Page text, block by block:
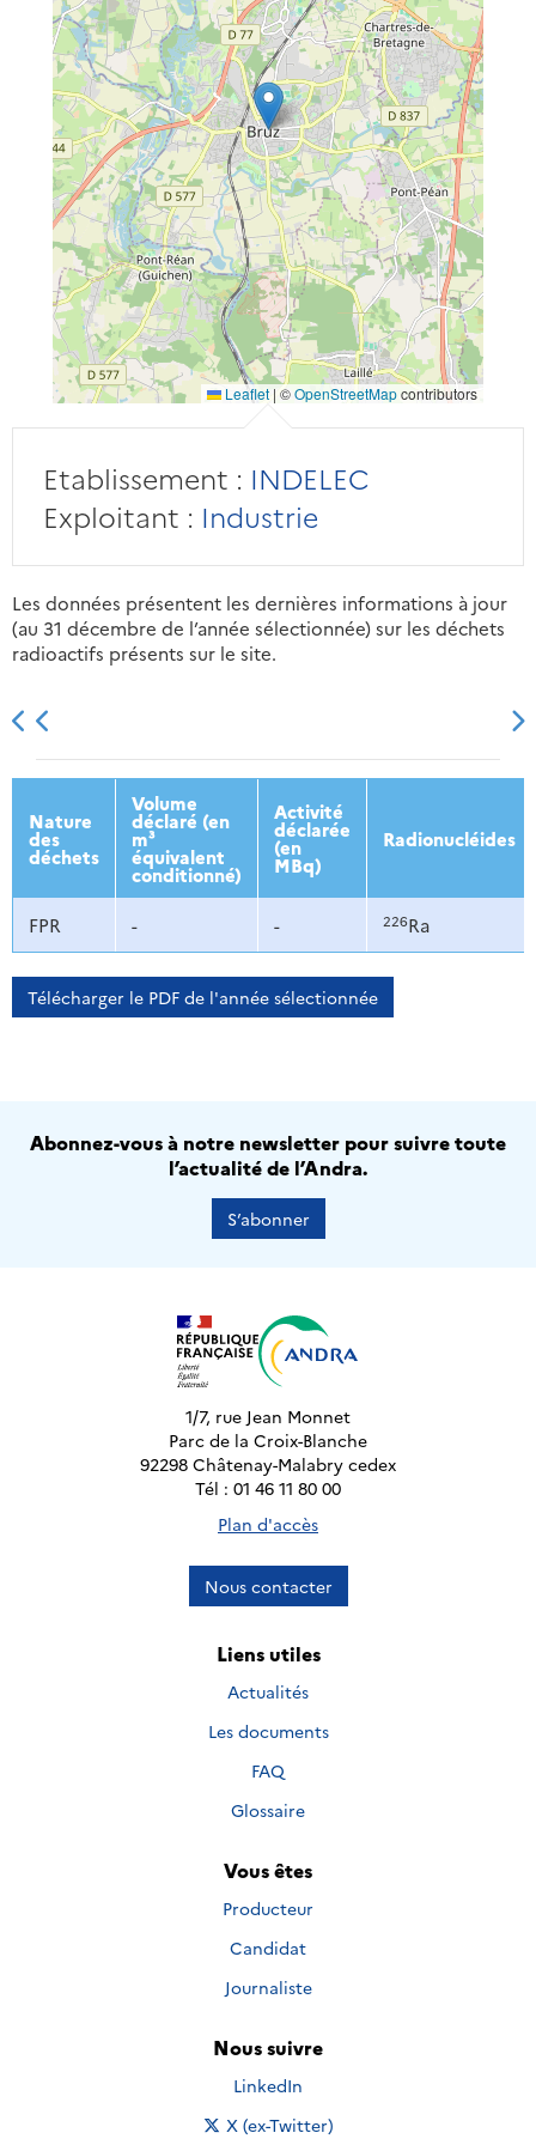
Leaflet | ©OpenStreetMapcontributors
Etablissement : INDELEC
Exploitant : Industrie
Les données présentent les dernières informations à jour
(au 31 décembre de l’année sélectionnée) sur les déchets
radioactifs présents sur le site.
2013 2014 2015 2016
Nature
des
déchets
Volume
déclaré (en
m³
équivalent
conditionné)
Activité
déclarée
(en
MBq)
Radionucléides
FPR - - 226Ra
Télécharger le PDF de l'année sélectionnée
Abonnez-vous à notre newsletter pour suivre toute
l’actualité de l’Andra.
S’abonner
1/7, rue Jean Monnet
Parc de la Croix-Blanche
92298 Châtenay-Malabry cedex
Tél : 01 46 11 80 00
Plan d'accès
Nous contacter
Liens utiles
Actualités
Les documents
FAQ
Glossaire
Vous êtes
Producteur
Candidat
Journaliste
Nous suivre
Nous suivre sur
LinkedIn
Nous suivre sur
X (ex-Twitter)